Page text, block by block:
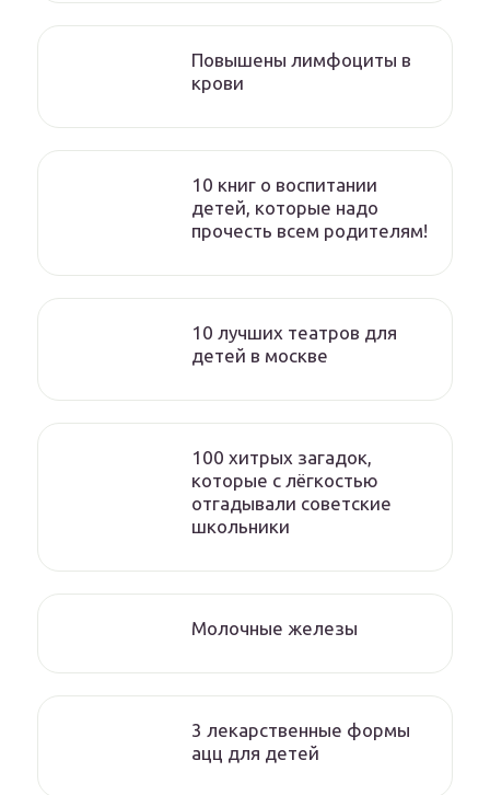
Повышены лимфоциты в
крови
10 книг о воспитании
детей, которые надо
прочесть всем родителям!
10 лучших театров для
детей в москве
100 хитрых загадок,
которые с лёгкостью
отгадывали советские
школьники
Молочные железы
3 лекарственные формы
ацц для детей